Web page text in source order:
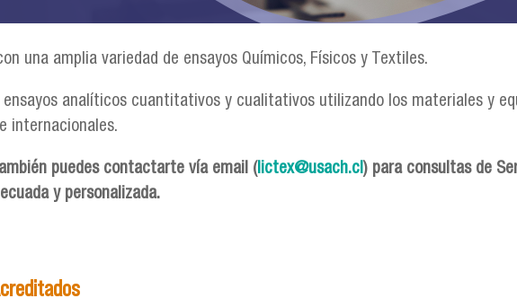
una amplia variedad de ensayos Químicos, Físicos y Textiles.
ensayos analíticos cuantitativos y cualitativos utilizando los materiales y
internacionales.
puedes contactarte vía email (lictex@usach.cl) para consultas de
y personalizada.